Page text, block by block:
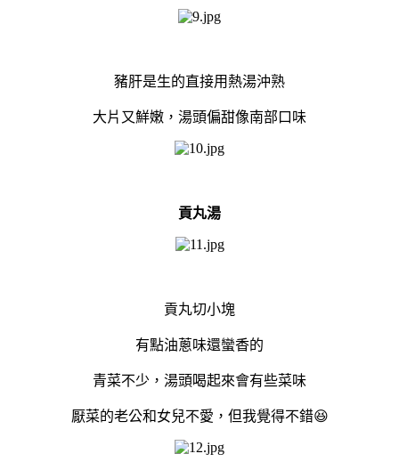
豬肝是生的直接用熱湯沖熟
大片又鮮嫩，湯頭偏甜像南部口味
貢丸湯
貢丸切小塊
有點油蔥味還蠻香的
青菜不少，湯頭喝起來會有些菜味
厭菜的老公和女兒不愛，但我覺得不錯😆